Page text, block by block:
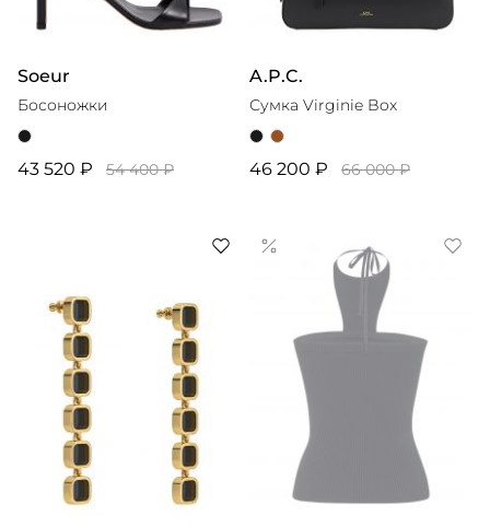
Soeur
Босоножки
43 520 ₽ 54 400 ₽
A.P.C.
Сумка Virginie Box
46 200 ₽ 66 000 ₽